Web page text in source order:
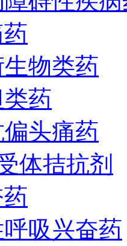
物类药
药
头痛药
体拮抗剂
吸兴奋药